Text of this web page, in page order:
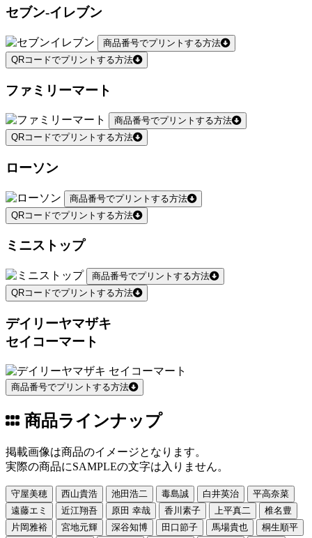
セブン-イレブン
商品番号でプリントする方法
QRコードでプリントする方法
ファミリーマート
商品番号でプリントする方法
QRコードでプリントする方法
ローソン
商品番号でプリントする方法
QRコードでプリントする方法
ミニストップ
商品番号でプリントする方法
QRコードでプリントする方法
デイリーヤマザキ
セイコーマート
商品番号でプリントする方法
商品ラインナップ
掲載画像は商品のイメージとなります。
実際の商品にSAMPLEの文字は入りません。
守屋美穂 西山貴浩 池田浩二 毒島誠 白井英治
平高奈菜
遠藤エミ
近江翔吾 原田 幸哉 香川素子 上平真二
椎名豊
片岡雅裕
宮地元輝 深谷知博 田口節子 馬場貴也
桐生順平